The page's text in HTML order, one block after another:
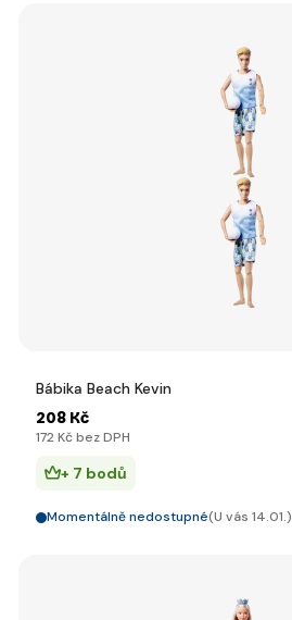
Bábika Beach Kevin
208 Kč
172 Kč bez DPH
+ 7 bodů
Momentálně nedostupné(U vás 14.01.)